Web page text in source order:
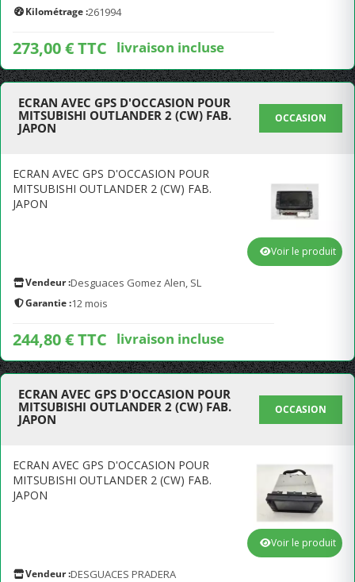
Kilométrage :261994
273,00 € TTC livraison incluse
ECRAN AVEC GPS D'OCCASION POUR
MITSUBISHI OUTLANDER 2 (CW) FAB.
JAPON
OCCASION
ECRAN AVEC GPS D'OCCASION POUR
MITSUBISHI OUTLANDER 2 (CW) FAB.
JAPON
Vendeur :Desguaces Gomez Alen, SL
Garantie :12 mois
244,80 € TTC livraison incluse
Voir le produit
ECRAN AVEC GPS D'OCCASION POUR
MITSUBISHI OUTLANDER 2 (CW) FAB.
JAPON
OCCASION
ECRAN AVEC GPS D'OCCASION POUR
MITSUBISHI OUTLANDER 2 (CW) FAB.
JAPON
Vendeur :DESGUACES PRADERA
Voir le produit